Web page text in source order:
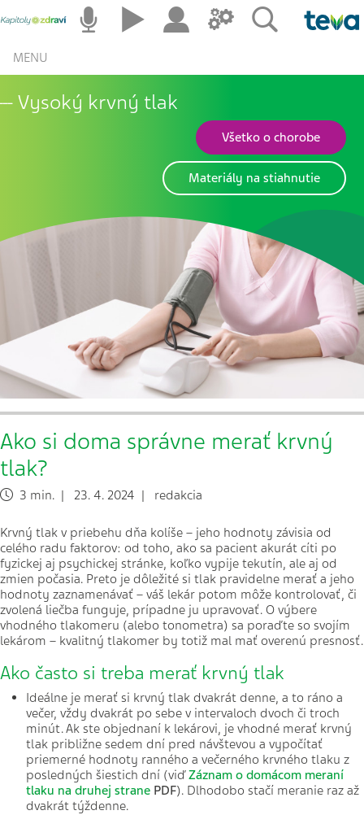
MENU
Vysoký krvný tlak
Všetko o chorobe
Materiály na stiahnutie
Ako si doma správne merať krvný
tlak?
3 min. | 23. 4. 2024 | redakcia
Krvný tlak v priebehu dňa kolíše – jeho hodnoty závisia od
celého radu faktorov: od toho, ako sa pacient akurát cíti po
fyzickej aj psychickej stránke, koľko vypije tekutín, ale aj od
zmien počasia. Preto je dôležité si tlak pravidelne merať a jeho
hodnoty zaznamenávať – váš lekár potom môže kontrolovať, či
zvolená liečba funguje, prípadne ju upravovať. O výbere
vhodného tlakomeru (alebo tonometra) sa poraďte so svojím
lekárom – kvalitný tlakomer by totiž mal mať overenú presnosť.
Ako často si treba merať krvný tlak
Ideálne je merať si krvný tlak dvakrát denne, a to ráno a
večer, vždy dvakrát po sebe v intervaloch dvoch či troch
minút. Ak ste objednaní k lekárovi, je vhodné merať krvný
tlak približne sedem dní pred návštevou a vypočítať
priemerné hodnoty ranného a večerného krvného tlaku z
posledných šiestich dní (viďZáznam o domácom meraní
tlaku na druhej strane PDF). Dlhodobo stačí meranie raz až
dvakrát týždenne.